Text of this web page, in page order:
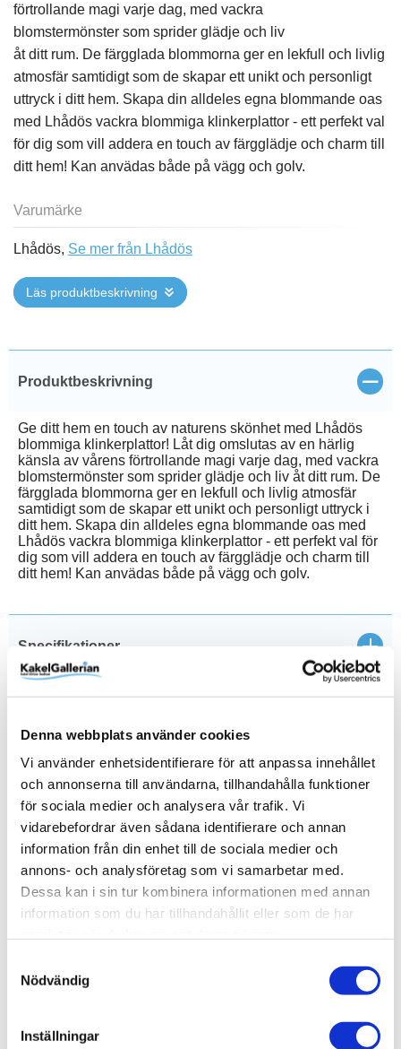
Denna webbplats använder cookies
Vi använder enhetsidentifierare för att anpassa innehållet
och annonserna till användarna, tillhandahålla funktioner
för sociala medier och analysera vår trafik. Vi
vidarebefordrar även sådana identifierare och annan
information från din enhet till de sociala medier och
annons- och analysföretag som vi samarbetar med.
Dessa kan i sin tur kombinera informationen med annan
information som du har tillhandahållit eller som de har
Nödvändig
Inställningar
förtrollande magi varje dag, med vackra
blomstermönster som sprider glädje och liv
åt ditt rum. De färgglada blommorna ger en lekfull och livlig
atmosfär samtidigt som de skapar ett unikt och personligt
uttryck i ditt hem. Skapa din alldeles egna blommande oas
med Lhådös vackra blommiga klinkerplattor - ett perfekt val
för dig som vill addera en touch av färgglädje och charm till
ditt hem! Kan anvädas både på vägg och golv.
Varumärke
Lhådös, Se mer från Lhådös
Läs produktbeskrivning
Produktbeskrivning Stäng
Ge ditt hem en touch av naturens skönhet med Lhådös
blommiga klinkerplattor! Låt dig omslutas av en härlig
känsla av vårens förtrollande magi varje dag, med vackra
blomstermönster som sprider glädje och liv åt ditt rum. De
färgglada blommorna ger en lekfull och livlig atmosfär
samtidigt som de skapar ett unikt och personligt uttryck i
ditt hem. Skapa din alldeles egna blommande oas med
Lhådös vackra blommiga klinkerplattor - ett perfekt val för
dig som vill addera en touch av färgglädje och charm till
ditt hem! Kan anvädas både på vägg och golv.
Specifikationer Open
Produktinformation
37814
Bredd (mm) 15 mm
Djup (mm)
8 mm
Färg
Vit
Höjd (mm) 15 mm
Mått 15x15
Serie Cross
Varumärke Lhådös
Yta Blank
Varumärken /